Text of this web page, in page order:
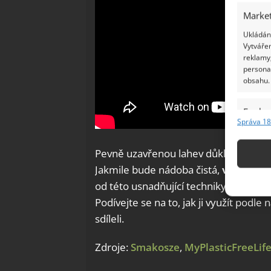
obsahu.
Funkce
Správa
Pevně uzavřenou lahev důkladně
Jakmile bude nádoba čistá,
od této usnadňující techniky pro
Podívejte se na to, jak ji využít podle
sdíleli.
Zdroje: Smakosze, MyPlasticFreeLife